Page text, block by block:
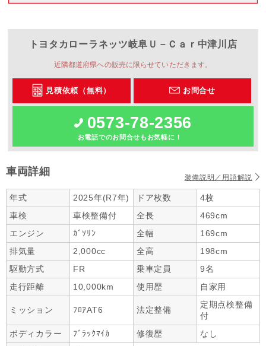
トヨタカローラネッツ岐阜 Ｕ－Ｃａｒ中津川店
近隣都道府県への販売に限らせていただきます。
見積依頼（無料） お問合せ
0573-78-2356
お電話でのお問合せもお気軽に！
車両詳細 装備説明／用語解説
年式 2025年(R7年) ドア枚数
4枚
車検
車検整備付 全長
469cm
エンジン
ｶﾞｿﾘﾝ 全幅
169cm
排気量
2,000cc 全高
198cm
駆動方式
FR 乗車定員
9名
走行距離
10,000km 使用歴 自家用
ミッション ﾌﾛｱAT6 法定整備
定期点検整備
付
ボディカラー
ﾌﾞﾗｯｸﾏｲｶ 修復歴
なし